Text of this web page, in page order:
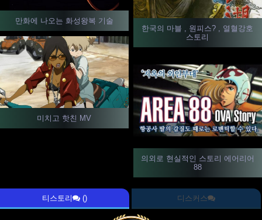
만화에 나오는 화성왕복 기술
한국의 마블 , 원피스? , 열혈강호
스토리
미치고 핫친 MV
의외로 현실적인 스토리 에어리어
88
티스토리 () 디스커스